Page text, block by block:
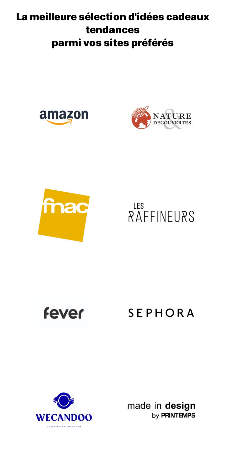
La meilleure sélection d'idées cadeaux
tendances
parmi vos sites préférés